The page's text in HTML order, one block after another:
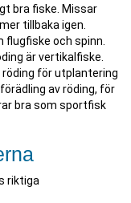
bra fiske. Missar
tillbaka igen.
flugfiske och spinn.
är vertikalfiske.
röding för utplantering
av röding, för
bra som sportfisk
riktiga